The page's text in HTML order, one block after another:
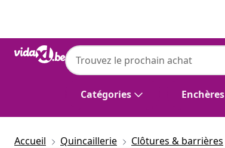
Catégories Enchères
Accueil Quincaillerie Clôtures & barrières